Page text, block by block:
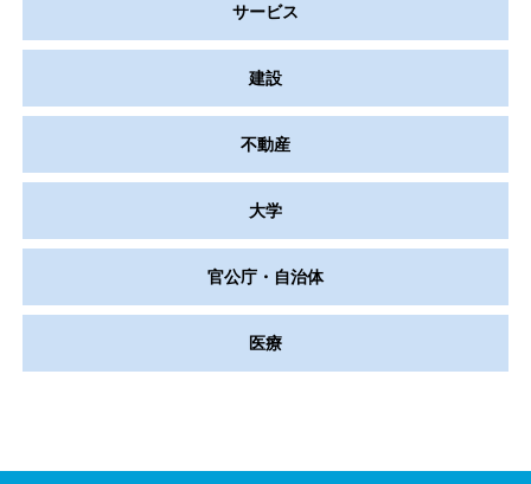
サービス
建設
不動産
大学
官公庁・自治体
医療